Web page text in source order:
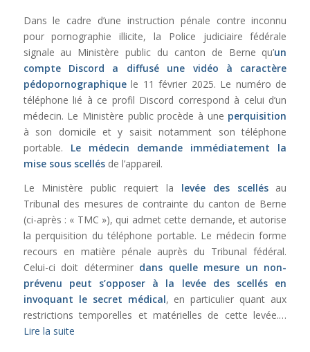
Dans le cadre d’une instruction pénale contre inconnu
pour pornographie illicite, la Police judiciaire fédérale
signale au Ministère public du canton de Berne qu’un
compte Discord a
diffusé une vidéo à caractère
pédopornographiquele 11 février 2025. Le numéro de
téléphone lié à ce profil Discord correspond à celui d’un
médecin. Le Ministère public procède à une perquisition
à son domicile et y saisit notamment son téléphone
portable. Le médecin demande immédiatement la
mise sous scellésde l’appareil.
Le Ministère public requiert la levée des scellésau
Tribunal des mesures de contrainte du canton de Berne
(ci-après : « TMC »), qui admet cette demande, et autorise
la perquisition du téléphone portable. Le médecin forme
recours en matière pénale auprès du Tribunal fédéral.
Celui-ci doit déterminer dans quelle mesure un non-
prévenu peut s’opposer à la levée des scellés en
invoquant le secret médical, en particulier quant aux
restrictions temporelles et matérielles de cette levée.…
Lire la suite